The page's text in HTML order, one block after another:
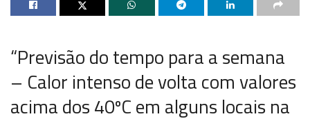
“Previsão do tempo para a semana
– Calor intenso de volta com valores
acima dos 40ºC em alguns locais na